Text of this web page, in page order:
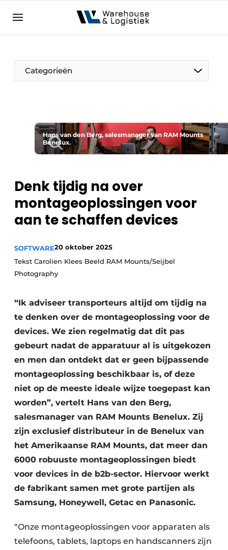
NL EN
Categorieën
Hans van den Berg, salesmanager van RAM Mounts
Benelux.
Denk tijdig na over
montageoplossingen voor
aan te schaffen devices
SOFTWARE20 oktober 2025
Tekst Carolien Klees Beeld RAM Mounts/Seijbel
Photography
“Ik adviseer transporteurs altijd om tijdig na
te denken over de montageoplossing voor de
devices. We zien regelmatig dat dit pas
gebeurt nadat de apparatuur al is uitgekozen
en men dan ontdekt dat er geen bijpassende
montageoplossing beschikbaar is, of deze
niet op de meeste ideale wijze toegepast kan
worden”, vertelt Hans van den Berg,
salesmanager van RAM Mounts Benelux. Zij
zijn exclusief distributeur in de Benelux van
het Amerikaanse RAM Mounts, dat meer dan
6000 robuuste montageoplossingen biedt
voor devices in de b2b-sector. Hiervoor werkt
de fabrikant samen met grote partijen als
Samsung, Honeywell, Getac en Panasonic.
“Onze montageoplossingen voor apparaten als
telefoons, tablets, laptops en handscanners zijn